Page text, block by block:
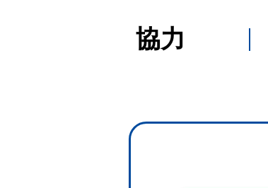
協力